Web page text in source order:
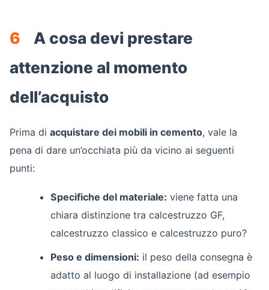
6
A cosa devi prestare
attenzione al momento
dell’acquisto
Prima di acquistare dei mobili in cemento, vale la
pena di dare un’occhiata più da vicino ai seguenti
punti:
Specifiche del materiale: viene fatta una
chiara distinzione tra calcestruzzo GF,
calcestruzzo classico e calcestruzzo puro?
Peso e dimensioni: il peso della consegna è
adatto al luogo di installazione (ad esempio